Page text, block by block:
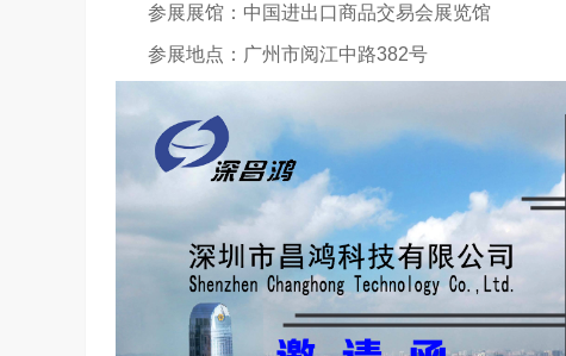
参展展馆：中国进出口商品交易会展览馆
参展地点：广州市阅江中路382号